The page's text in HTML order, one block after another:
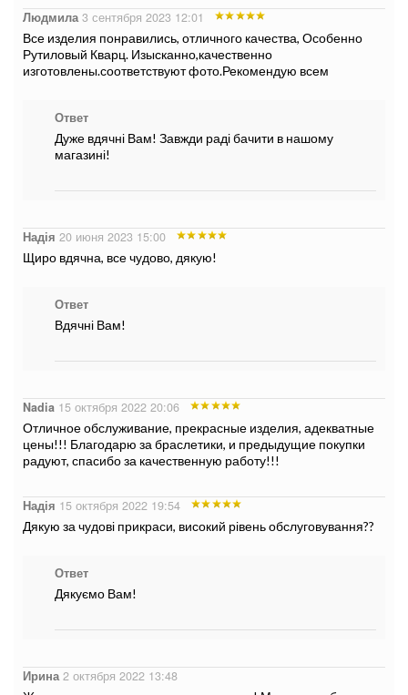
Людмила3 сентября 2023 12:01
Все изделия понравились, отличного качества, Особенно
Рутиловый Кварц. Изысканно,качественно
изготовлены.соответствуют фото.Рекомендую всем
Ответ
Дуже вдячні Вам! Завжди раді бачити в нашому
магазині!
Надія 20 июня 2023 15:00
Щиро вдячна, все чудово, дякую!
Ответ
Вдячні Вам!
Nadia 15 октября 2022 20:06
Отличное обслуживание, прекрасные изделия, адекватные
цены!!! Благодарю за браслетики, и предыдущие покупки
радуют, спасибо за качественную работу!!!
Надія 15 октября 2022 19:54
Дякую за чудові прикраси, високий рівень обслуговування??
Ответ
Дякуємо Вам!
Ирина 2 октября 2022 13:48